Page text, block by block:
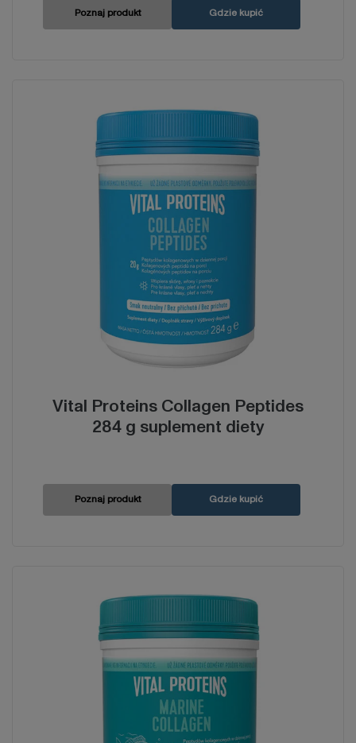
Poznaj produkt Gdzie kupić
Vital Proteins Collagen Peptides
284 g suplement diety
Poznaj produkt Gdzie kupić